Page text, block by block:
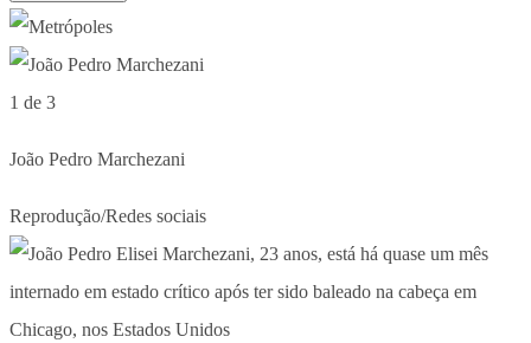
1 de 3
João Pedro Marchezani
Reprodução/Redes sociais